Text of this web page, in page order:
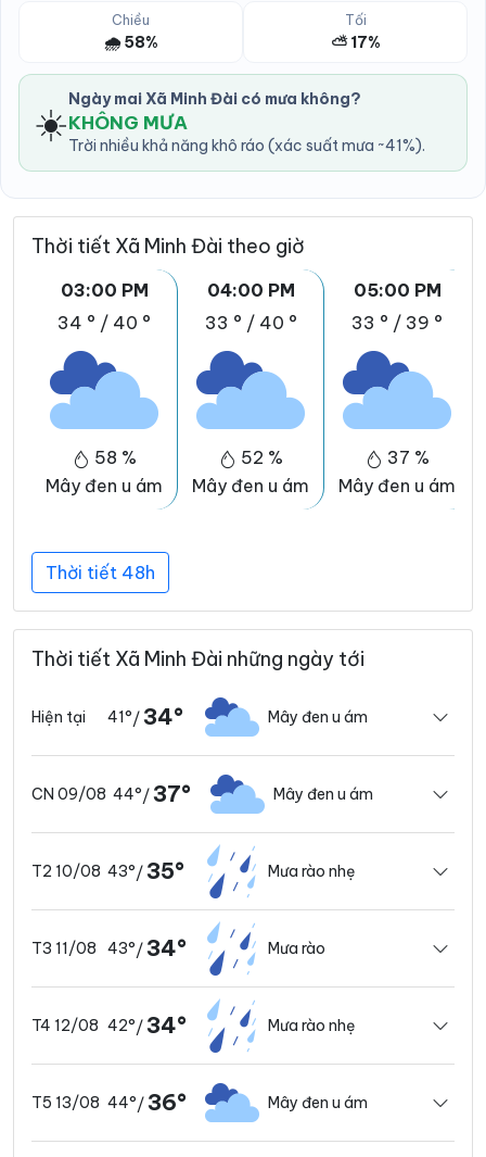
Chiều
🌧️ 58%
Tối
⛅ 17%
☀️ Ngày mai Xã Minh Đài có mưa không?
KHÔNG MƯA
Trời nhiều khả năng khô ráo (xác suất mưa ~41%).
Thời tiết Xã Minh Đài theo giờ
03:00 PM
34 ° / 40 °
58 %
Mây đen u ám
04:00 PM
33 ° / 40 °
52 %
Mây đen u ám
05:00 PM
33 ° / 39 °
37 %
Mây đen u ám
Thời tiết 48h
Thời tiết Xã Minh Đài những ngày tới
Hiện tại 41°/ 34° Mây đen u ám
CN 09/08 44°/ 37° Mây đen u ám
T2 10/08 43°/ 35° Mưa rào nhẹ
T3 11/08 43°/ 34° Mưa rào
T4 12/08 42°/ 34° Mưa rào nhẹ
T5 13/08 44°/ 36° Mây đen u ám